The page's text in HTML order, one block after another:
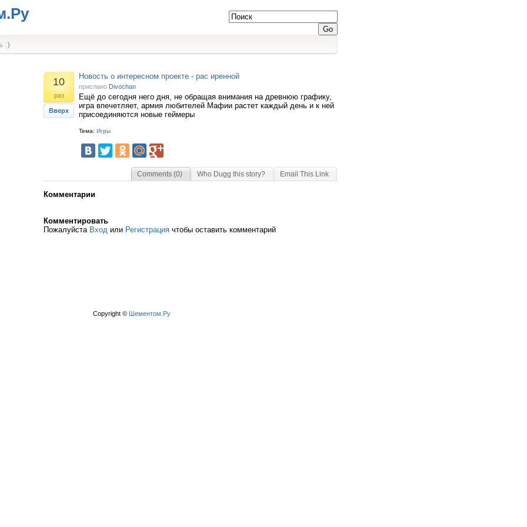
:)
10
раз
Вверх
Новость о интересном проекте - рас иренной
прислано Divochan
Ещё до сегодня него дня, не обращая внимания на древнюю графику,
игра впечетляет, армия любителей Мафии растет каждый день и к ней
присоединяются новые геймеры
Тема: Игры
Comments (0) Who Dugg this story? Email This Link
Комментарии
Комментировать
Пожалуйста Вход или Регистрация чтобы оставить комментарий
Copyright © Шементом.Ру